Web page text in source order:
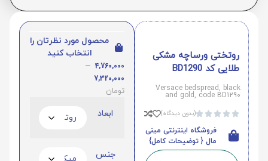
روتختی ورساچه مشکی
طلایی کد BD1290
Versace bedspread, black
and gold, code BD1290




(بدون دیدگاه)
فروشگاه اینترنتی مینی
مال { توضیحات کامل}
محصول مورد نظرتان را
انتخاب کنید
4,760,000
–
7,320,000
تومان
ابعاد
جنس